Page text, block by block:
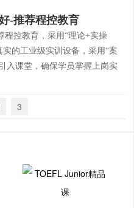
-推荐程控教育
程控教育，采用“理论+实操
的工业级实训设备，采用“案
入课堂，确保学员掌握上岗实
3